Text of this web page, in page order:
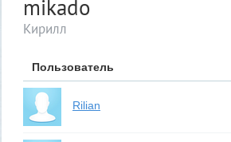
mikado
Кирилл
Пользователь
Rilian